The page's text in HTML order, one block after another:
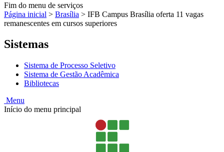
Fim do menu de serviços
Página inicial > Brasília > IFB Campus Brasília oferta 11 vagas
remanescentes em cursos superiores
Sistemas
Sistema de Processo Seletivo
Sistema de Gestão Acadêmica
Bibliotecas
Menu
Início do menu principal